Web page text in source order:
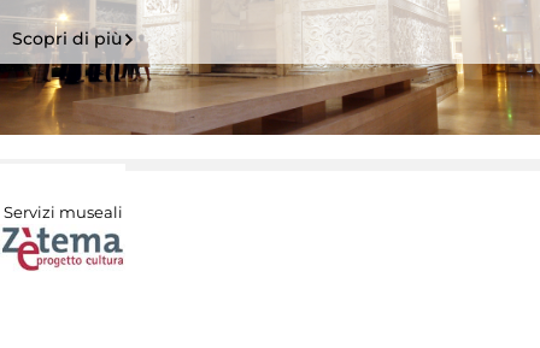
Scopri di più
Servizi museali